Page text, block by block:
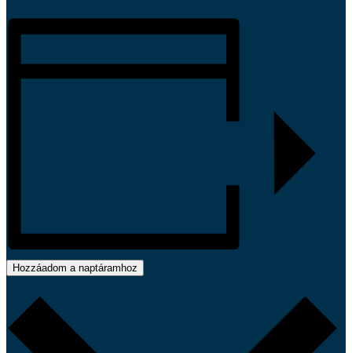
Hozzáadom a naptáramhoz